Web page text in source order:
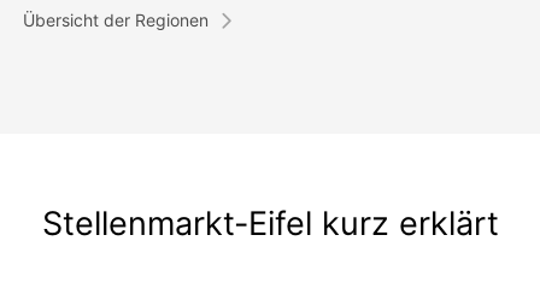
Übersicht der Regionen
Stellenmarkt-Eifel kurz erklärt